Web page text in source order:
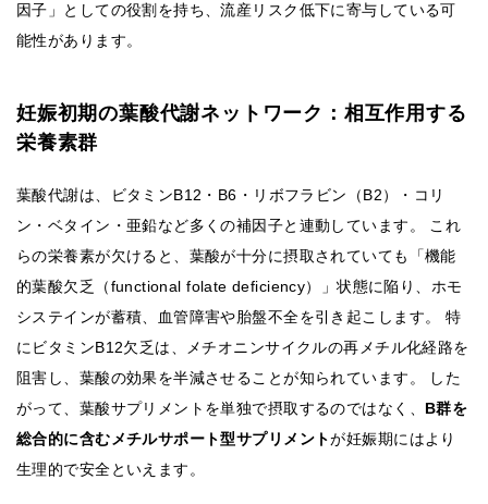
因子」としての役割を持ち、流産リスク低下に寄与している可
能性があります。
妊娠初期の葉酸代謝ネットワーク：相互作用する
栄養素群
葉酸代謝は、ビタミンB12・B6・リボフラビン（B2）・コリ
ン・ベタイン・亜鉛など多くの補因子と連動しています。 これ
らの栄養素が欠けると、葉酸が十分に摂取されていても「機能
的葉酸欠乏（functional folate deficiency）」状態に陥り、ホモ
システインが蓄積、血管障害や胎盤不全を引き起こします。 特
にビタミンB12欠乏は、メチオニンサイクルの再メチル化経路を
阻害し、葉酸の効果を半減させることが知られています。 した
がって、葉酸サプリメントを単独で摂取するのではなく、 B群を
総合的に含むメチルサポート型サプリメントが妊娠期にはより
生理的で安全といえます。